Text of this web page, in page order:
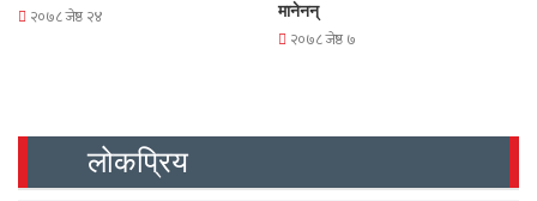
२०७८ जेष्ठ २४
मानेनन्
२०७८ जेष्ठ ७
लोकप्रिय